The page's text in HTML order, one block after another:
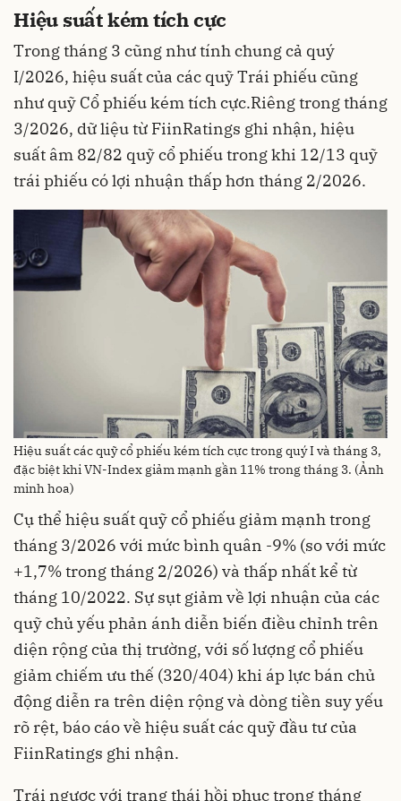
Hiệu suất kém tích cực
Trong tháng 3 cũng như tính chung cả quý
I/2026, hiệu suất của các quỹ Trái phiếu cũng
như quỹ Cổ phiếu kém tích cực.Riêng trong tháng
3/2026, dữ liệu từ FiinRatings ghi nhận, hiệu
suất âm 82/82 quỹ cổ phiếu trong khi 12/13 quỹ
trái phiếu có lợi nhuận thấp hơn tháng 2/2026.
Hiệu suất các quỹ cổ phiếu kém tích cực trong quý I và tháng 3,
đặc biệt khi VN-Index giảm mạnh gần 11% trong tháng 3. (Ảnh
minh hoa)
Cụ thể hiệu suất quỹ cổ phiếu giảm mạnh trong
tháng 3/2026 với mức bình quân -9% (so với mức
+1,7% trong tháng 2/2026) và thấp nhất kể từ
tháng 10/2022. Sự sụt giảm về lợi nhuận của các
quỹ chủ yếu phản ánh diễn biến điều chỉnh trên
diện rộng của thị trường, với số lượng cổ phiếu
giảm chiếm ưu thế (320/404) khi áp lực bán chủ
động diễn ra trên diện rộng và dòng tiền suy yếu
rõ rệt, báo cáo về hiệu suất các quỹ đầu tư của
FiinRatings ghi nhận.
Trái ngược với trạng thái hồi phục trong tháng